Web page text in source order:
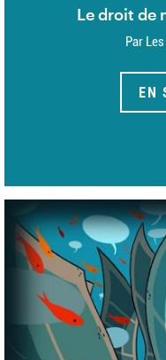
Le droit de
Par
EN